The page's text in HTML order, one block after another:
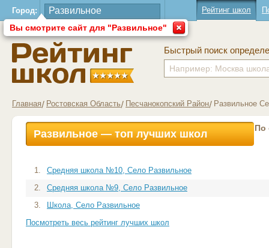
Город:
Вы смотрите сайт для "Развильное"
Рейтинг школ
Быстрый поиск
Главная Ростовская Область Песчанокопский Район Развильное
Развильное — топ лучших школ По
1.
Средняя школа №10, Село Развильное
2.
Средняя школа №9, Село Развильное
3.
Школа, Село Развильное
Посмотреть весь рейтинг лучших школ